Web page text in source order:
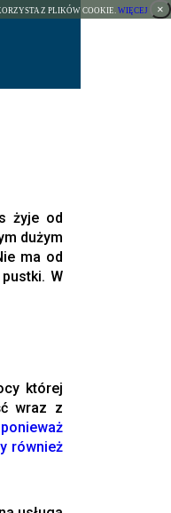
żyje od
dużym
ma od
W
której
wraz z
również
Z PLIKÓW COOKIE.WIĘCEJ ×